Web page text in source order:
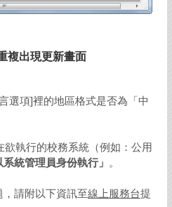
複出現更新畫面
選項]裡的地區格式是否為「中
欲執行的校務系統（例如：公用
系統管理員身份執行」 。
請附以下資訊至線上服務台提